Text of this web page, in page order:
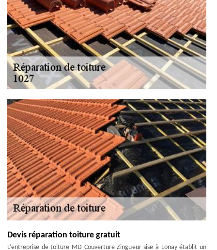
Devis réparation toiture gratuit
L’entreprise de toiture MD Couverture Zingueur sise à Lonay établit un